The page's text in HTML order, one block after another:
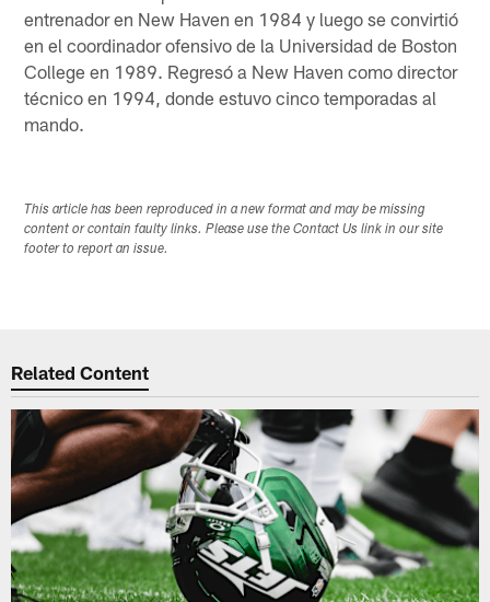
entrenador en New Haven en 1984 y luego se convirtió
en el coordinador ofensivo de la Universidad de Boston
College en 1989. Regresó a New Haven como director
técnico en 1994, donde estuvo cinco temporadas al
mando.
This article has been reproduced in a new format and may be missing
content or contain faulty links. Please use the Contact Us link in our site
footer to report an issue.
Related Content